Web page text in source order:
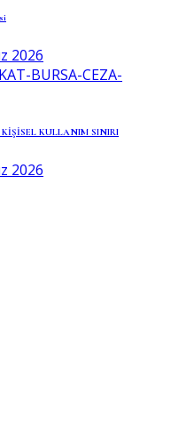
2026
KULLANIM SINIRI
2026